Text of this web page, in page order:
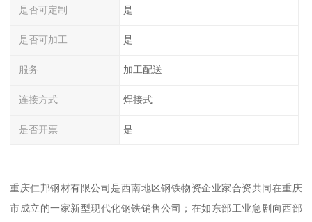
是否可定制 是
是否可加工 是
服务 加工配送
连接方式 焊接式
是否开票 是
重庆仁邦钢材有限公司是西南地区钢铁物资企业家合资共同在重庆
市成立的一家新型现代化钢铁销售公司；在如东部工业急剧向西部